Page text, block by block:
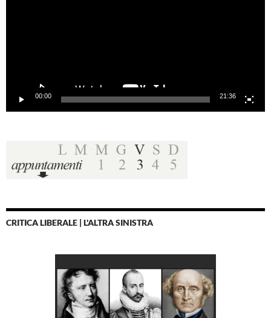
00:00 21:36
CRITICA LIBERALE | L'ALTRA SINISTRA